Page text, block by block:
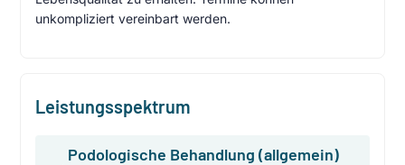
unkompliziert vereinbart werden.
Leistungsspektrum
Podologische Behandlung (allgemein)